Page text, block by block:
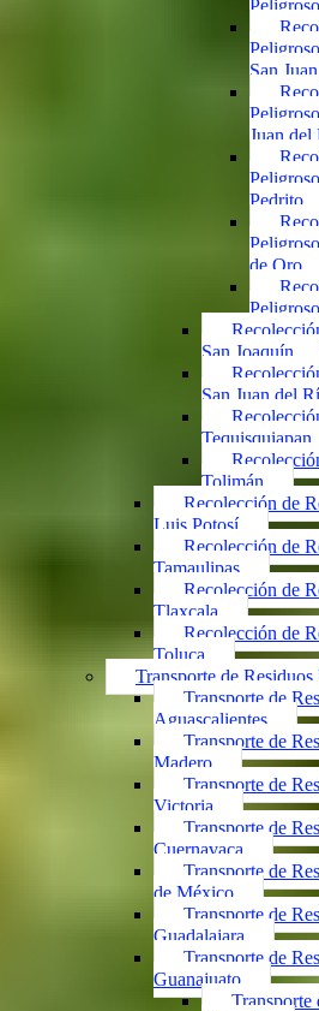
San Juan
Juan del
Pedrito
de Oro
San Joaquín
San Juan del
Tequisquiapan
Tolimán
Recolección de
Luis Potosí
Recolección de
Tamaulipas
Recolección de
Tlaxcala
Recolección de
Toluca
Transporte de Residuos
Transporte de
Aguascalientes
Transporte de
Madero
Transporte de
Victoria
Transporte de
Cuernavaca
Transporte de
de México
Transporte de
Guadalajara
Transporte de
Guanajuato
Transporte